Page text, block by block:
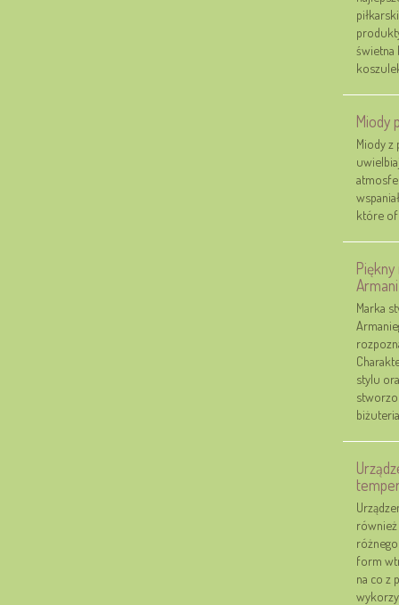
świetna
Miody
Miody z
które
Armani
Marka
stylu
form
na co z